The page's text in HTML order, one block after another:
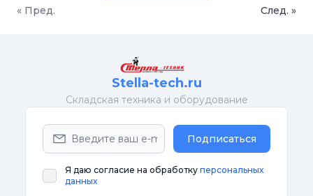
« Пред. След. »
Stella-tech.ru
Cкладская техника и оборудование
Подписаться
Я даю согласие на обработку персональных
данных